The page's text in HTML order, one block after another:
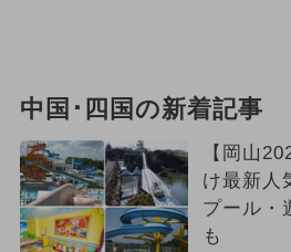
2024年6月のイベント
スイーツビュッフェ
2026年2月のイベント
中国･四国の新着記事
【岡山
け最新人
プール・
も